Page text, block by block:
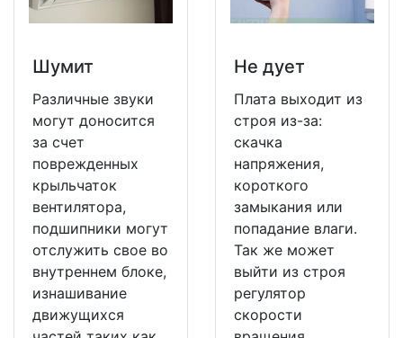
Шумит
Различные звуки
могут доносится
за счет
поврежденных
крыльчаток
вентилятора,
подшипники могут
отслужить свое во
внутреннем блоке,
изнашивание
движущихся
Не дует
Плата выходит из
строя из-за:
скачка
напряжения,
короткого
замыкания или
попадание влаги.
Так же может
выйти из строя
регулятор
скорости